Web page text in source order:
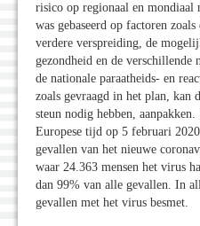
risico op regionaal en mondiaal
was gebaseerd op factoren
verdere verspreiding, de
gezondheid en de verschillende
de nationale paraatheids- en
zoals gevraagd in het plan, kan
steun nodig hebben,
Europese tijd op 5 februari
gevallen van het nieuwe
waar 24.363 mensen het virus
dan 99% van alle gevallen. In
gevallen met het virus besmet.